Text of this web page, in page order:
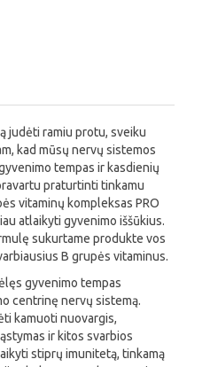
judėti ramiu protu, sveiku
kad mūsų nervų sistemos
tempas ir kasdienių
praturtinti tinkamu
vitaminų kompleksas PRO
atlaikyti gyvenimo iššūkius.
sukurtame produkte vos
B grupės vitaminus.
gyvenimo tempas
centrinę nervų sistemą.
kamuoti nuovargis,
ir kitos svarbios
stiprų imunitetą, tinkamą